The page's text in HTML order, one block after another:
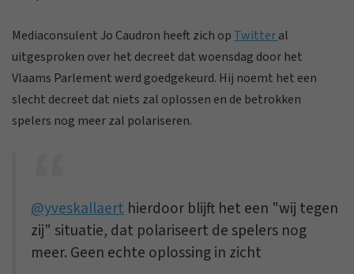
Mediaconsulent Jo Caudron heeft zich op Twitteral
uitgesproken over het decreet dat woensdag door het
Vlaams Parlement werd goedgekeurd. Hij noemt het een
slecht decreet dat niets zal oplossen en de betrokken
spelers nog meer zal polariseren.
@yveskallaert hierdoor blijft het een "wij tegen
zij" situatie, dat polariseert de spelers nog
meer. Geen echte oplossing in zicht